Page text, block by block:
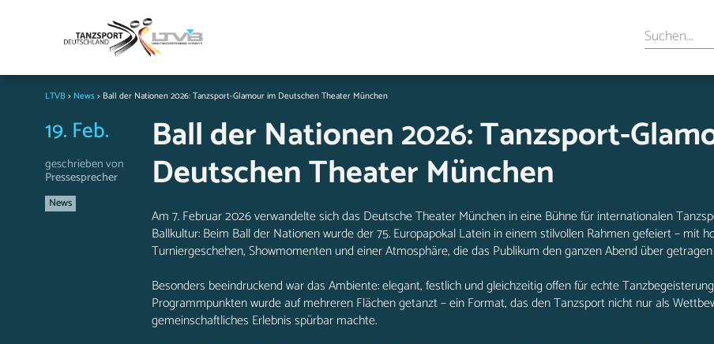
LTVB> News> Ball der Nationen 2026: Tanzsport-Glamour im Deutschen Theater München
19. Feb.
geschrieben von
Pressesprecher
News
Ball der Nationen 2026: Tanzsport-
Deutschen Theater München
Am 7. Februar 2026 verwandelte sich das Deutsche Theater München in eine Bühne für internationalen
Ballkultur: Beim Ball der Nationen wurde der 75. Europapokal Latein in einem stilvollen Rahmen gefeiert – mit
Turniergeschehen, Showmomenten und einer Atmosphäre, die das Publikum den ganzen Abend über
Besonders beeindruckend war das Ambiente: elegant, festlich und gleichzeitig offen für echte
Programmpunkten wurde auf mehreren Flächen getanzt – ein Format, das den Tanzsport nicht nur als
gemeinschaftliches Erlebnis spürbar machte.